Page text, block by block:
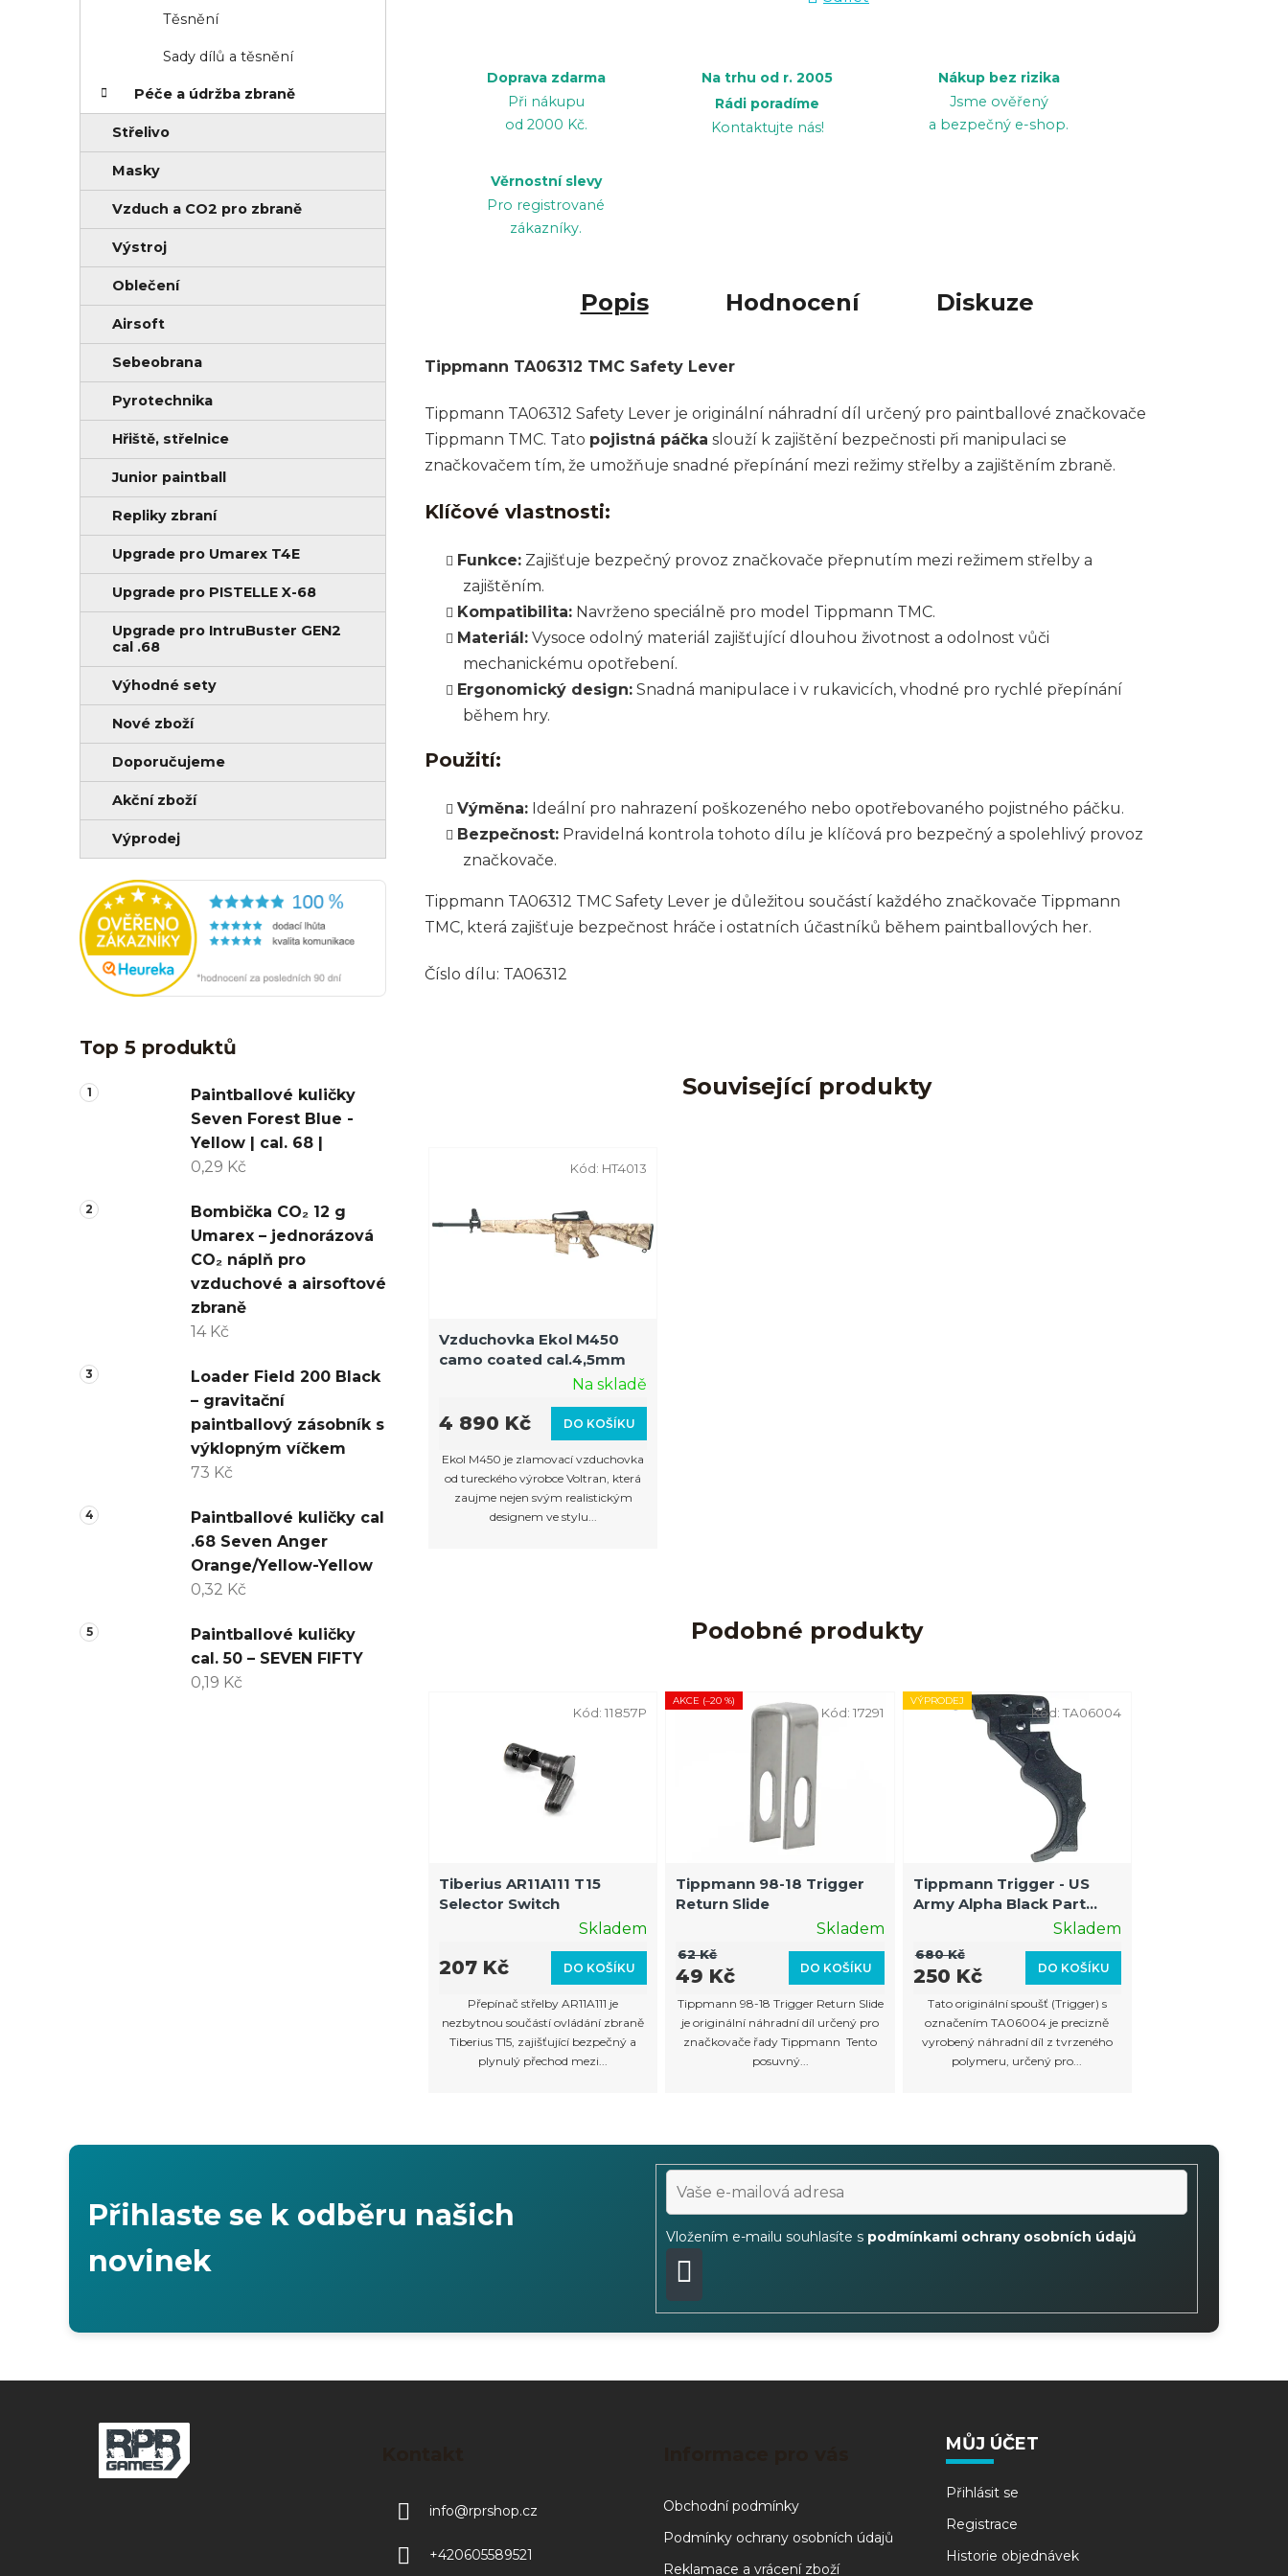
Těsnění
Sady dílů a těsnění
Péče a údržba zbraně
Střelivo
Masky
Vzduch a CO2 pro zbraně
Výstroj
Oblečení
Airsoft
Sebeobrana
Pyrotechnika
Hřiště, střelnice
Junior paintball
Repliky zbraní
Upgrade pro Umarex T4E
Upgrade pro PISTELLE X-68
Upgrade pro IntruBuster GEN2
cal .68
Výhodné sety
Nové zboží
Doporučujeme
Akční zboží
Výprodej
Top 5 produktů
Paintballové kuličky
Seven Forest Blue -
Yellow | cal. 68 |
0,29 Kč
Bombička CO₂ 12 g
Umarex – jednorázová
CO₂ náplň pro
vzduchové a airsoftové
zbraně
14 Kč
Loader Field 200 Black
– gravitační
paintballový zásobník s
výklopným víčkem
73 Kč
Paintballové kuličky cal
.68 Seven Anger
Orange/Yellow-Yellow
0,32 Kč
Paintballové kuličky
cal. 50 – SEVEN FIFTY
0,19 Kč
Doprava zdarma
Při nákupu
od 2000 Kč.
Na trhu od r. 2005
Rádi poradíme
Kontaktujte nás!
Nákup bez rizika
Jsme ověřený
a bezpečný e-shop.
Věrnostní slevy
Pro registrované
zákazníky.
Popis Hodnocení Diskuze
Tippmann TA06312 TMC Safety Lever
Tippmann TA06312 Safety Lever je originální náhradní díl určený pro paintballové značkovače
Tippmann TMC. Tato pojistná páčka slouží k zajištění bezpečnosti při manipulaci se
značkovačem tím, že umožňuje snadné přepínání mezi režimy střelby a zajištěním zbraně.
Klíčové vlastnosti:
Funkce: Zajišťuje bezpečný provoz značkovače přepnutím mezi režimem střelby a
zajištěním.
Kompatibilita: Navrženo speciálně pro model Tippmann TMC.
Materiál: Vysoce odolný materiál zajišťující dlouhou životnost a odolnost vůči
mechanickému opotřebení.
Ergonomický design: Snadná manipulace i v rukavicích, vhodné pro rychlé přepínání
během hry.
Použití:
Výměna: Ideální pro nahrazení poškozeného nebo opotřebovaného pojistného páčku.
Bezpečnost: Pravidelná kontrola tohoto dílu je klíčová pro bezpečný a spolehlivý provoz
značkovače.
Tippmann TA06312 TMC Safety Lever je důležitou součástí každého značkovače Tippmann
TMC, která zajišťuje bezpečnost hráče i ostatních účastníků během paintballových her.
Číslo dílu: TA06312
Související produkty
Vzduchovka Ekol M450
camo coated cal.4,5mm
Na skladě
DO KOŠÍKU
4 890 Kč
Ekol M450 je zlamovací vzduchovka
od tureckého výrobce Voltran, která
zaujme nejen svým realistickým
designem ve stylu...
Kód: HT4013
Podobné produkty
Tiberius AR11A111 T15
Selector Switch
Skladem
DO KOŠÍKU
207 Kč
Přepínač střelby AR11A111 je
nezbytnou součástí ovládání zbraně
Tiberius T15, zajišťující bezpečný a
plynulý přechod mezi...
Kód:11857P
AKCE (–20 %)
Tippmann 98-18 Trigger
Return Slide
Skladem
DO KOŠÍKU
49 Kč
62 Kč
Tippmann 98-18 Trigger Return Slide
je originální náhradní díl určený pro
značkovače řady Tippmann Tento
posuvný...
Kód: 17291
VÝPRODEJ
Tippmann Trigger - US
Army Alpha Black Part
Skladem
DO KOŠÍKU
250 Kč
680 Kč
Tato originální spoušť (Trigger) s
označením TA06004 je precizně
vyrobený náhradní díl z tvrzeného
polymeru, určený pro...
Kód:TA06004
Přihlaste se k odběru našich
novinek
Vložením e-mailu souhlasíte s podmínkami ochrany osobních údajů
PŘIHLÁSIT
SE
info@rprshop.cz
+420605589521
Obchodní podmínky
Podmínky ochrany osobních údajů
Reklamace a vrácení zboží
MŮJ ÚČET
Přihlásit se
Registrace
Historie objednávek